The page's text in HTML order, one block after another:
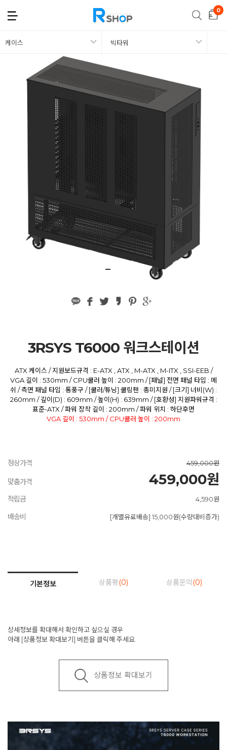
케이스 빅타워
3RSYS T6000 워크스테이션
ATX 케이스 / 지원보드규격 : E-ATX , ATX , M-ATX , M-ITX , SSI-EEB /
VGA 길이 : 530mm / CPU쿨러 높이 : 200mm / [패널] 전면 패널 타입 : 메
쉬 / 측면 패널 타입 : 통풍구 / [쿨러/튜닝] 쿨링팬 : 총미지원 / [크기] 너비(W) :
260mm / 깊이(D) : 609mm / 높이(H) : 639mm / [호환성] 지원파워규격 :
표준-ATX / 파워 장착 길이 : 200mm / 파워 위치 : 하단후면
VGA 길이 : 530mm / CPU쿨러 높이 : 200mm
정상가격 459,000원
맞춤가격 459,000원
적립금 4,590원
배송비 [개별유료배송] 15,000원(수량대비증가)
기본정보 상품평 (0) 상품문의 (0)
상세정보를 확대해서 확인하고 싶으실 경우
아래 [상품정보 확대보기] 버튼을 클릭해 주세요.
상품정보 확대보기